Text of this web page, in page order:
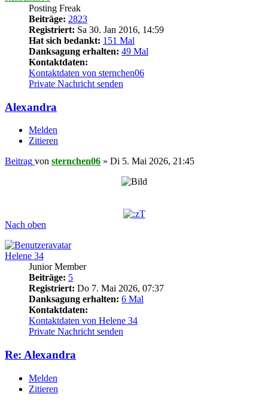
Posting Freak
Beiträge: 2823
Registriert: Sa 30. Jan 2016, 14:59
Hat sich bedankt: 151 Mal
Danksagung erhalten: 49 Mal
Kontaktdaten:
Kontaktdaten von sternchen06
Private Nachricht senden
Alexandra
Melden
Zitieren
Beitrag von sternchen06 » Di 5. Mai 2026, 21:45
Nach oben
Helene 34
Junior Member
Beiträge: 5
Registriert: Do 7. Mai 2026, 07:37
Danksagung erhalten: 6 Mal
Kontaktdaten:
Kontaktdaten von Helene 34
Private Nachricht senden
Re: Alexandra
Melden
Zitieren